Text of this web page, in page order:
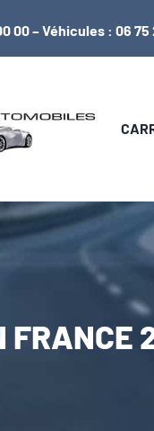
00– Véhicules : 06 75